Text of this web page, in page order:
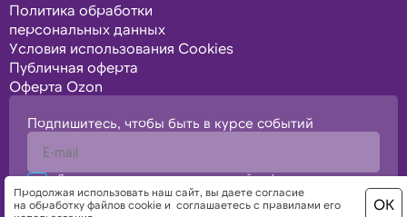
Продолжая использовать наш сайт, вы даете согласие
на обработку файлов cookie и соглашаетесь с правилами его
ОК
Политика обработки
персональных данных
Условия использования Cookies
Публичная оферта
Оферта Ozon
Подпишитесь, чтобы быть в курсе событий
Я подтверждаю свое согласие с политикой конфиденциальности,
политикой обработки персональных данных
Отправить